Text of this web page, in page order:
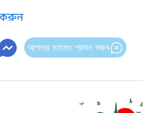
করুন
আপনার মতামত প্রদান করুন